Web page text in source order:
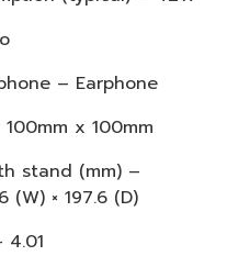
– Earphone
x 100mm
stand (mm) –
(W) × 197.6 (D)
4.01